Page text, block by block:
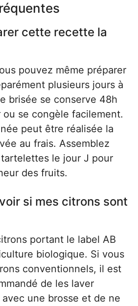
cette recette la
pouvez même préparer
plusieurs jours à
brisée se conserve 48h
se congèle facilement.
peut être réalisée la
au frais. Assemblez
le jour J pour
des fruits.
si mes citrons sont
portant le label AB
biologique. Si vous
conventionnels, il est
de les laver
une brosse et de ne